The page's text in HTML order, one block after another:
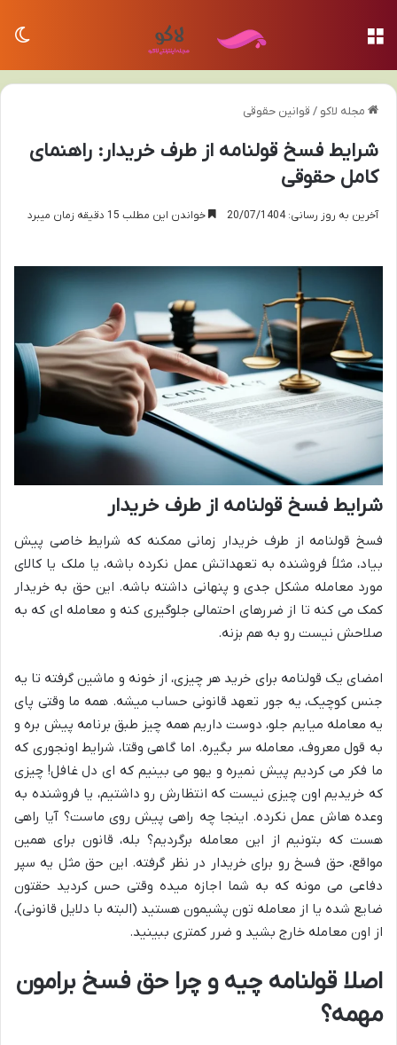
مجله لاکو / قوانین حقوقی
شرایط فسخ قولنامه از طرف خریدار: راهنمای
کامل حقوقی
آخرین به روز رسانی: 20/07/1404 خواندن این مطلب 15 دقیقه زمان میبرد
شرایط فسخ قولنامه از طرف خریدار
فسخ قولنامه از طرف خریدار زمانی ممکنه که شرایط خاصی پیش
بیاد، مثلاً فروشنده به تعهداتش عمل نکرده باشه، یا ملک یا کالای
مورد معامله مشکل جدی و پنهانی داشته باشه. این حق به خریدار
کمک می کنه تا از ضررهای احتمالی جلوگیری کنه و معامله ای که به
صلاحش نیست رو به هم بزنه.
امضای یک قولنامه برای خرید هر چیزی، از خونه و ماشین گرفته تا یه
جنس کوچیک، یه جور تعهد قانونی حساب میشه. همه ما وقتی پای
یه معامله میایم جلو، دوست داریم همه چیز طبق برنامه پیش بره و
به قول معروف، معامله سر بگیره. اما گاهی وقتا، شرایط اونجوری که
ما فکر می کردیم پیش نمیره و یهو می بینیم که ای دل غافل! چیزی
که خریدیم اون چیزی نیست که انتظارش رو داشتیم، یا فروشنده به
وعده هاش عمل نکرده. اینجا چه راهی پیش روی ماست؟ آیا راهی
هست که بتونیم از این معامله برگردیم؟ بله، قانون برای همین
مواقع، حق فسخ رو برای خریدار در نظر گرفته. این حق مثل یه سپر
دفاعی می مونه که به شما اجازه میده وقتی حس کردید حقتون
ضایع شده یا از معامله تون پشیمون هستید (البته با دلایل قانونی)،
از اون معامله خارج بشید و ضرر کمتری ببینید.
اصلا قولنامه چیه و چرا حق فسخ برامون
مهمه؟